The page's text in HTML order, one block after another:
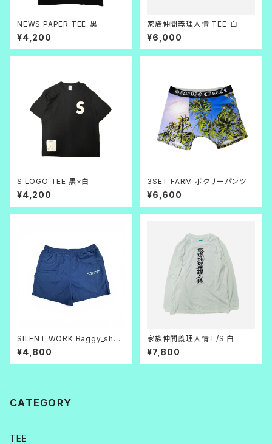
NEWS PAPER TEE_黒
¥4,200
家族仲間義理人情 TEE_白
¥6,000
S LOGO TEE 黒×白
¥4,200
3SET FARM ボクサーパンツ
¥6,600
SILENT WORK Baggy_short
s ネイビー
¥4,800
家族仲間義理人情 L/S 白
¥7,800
CATEGORY
TEE